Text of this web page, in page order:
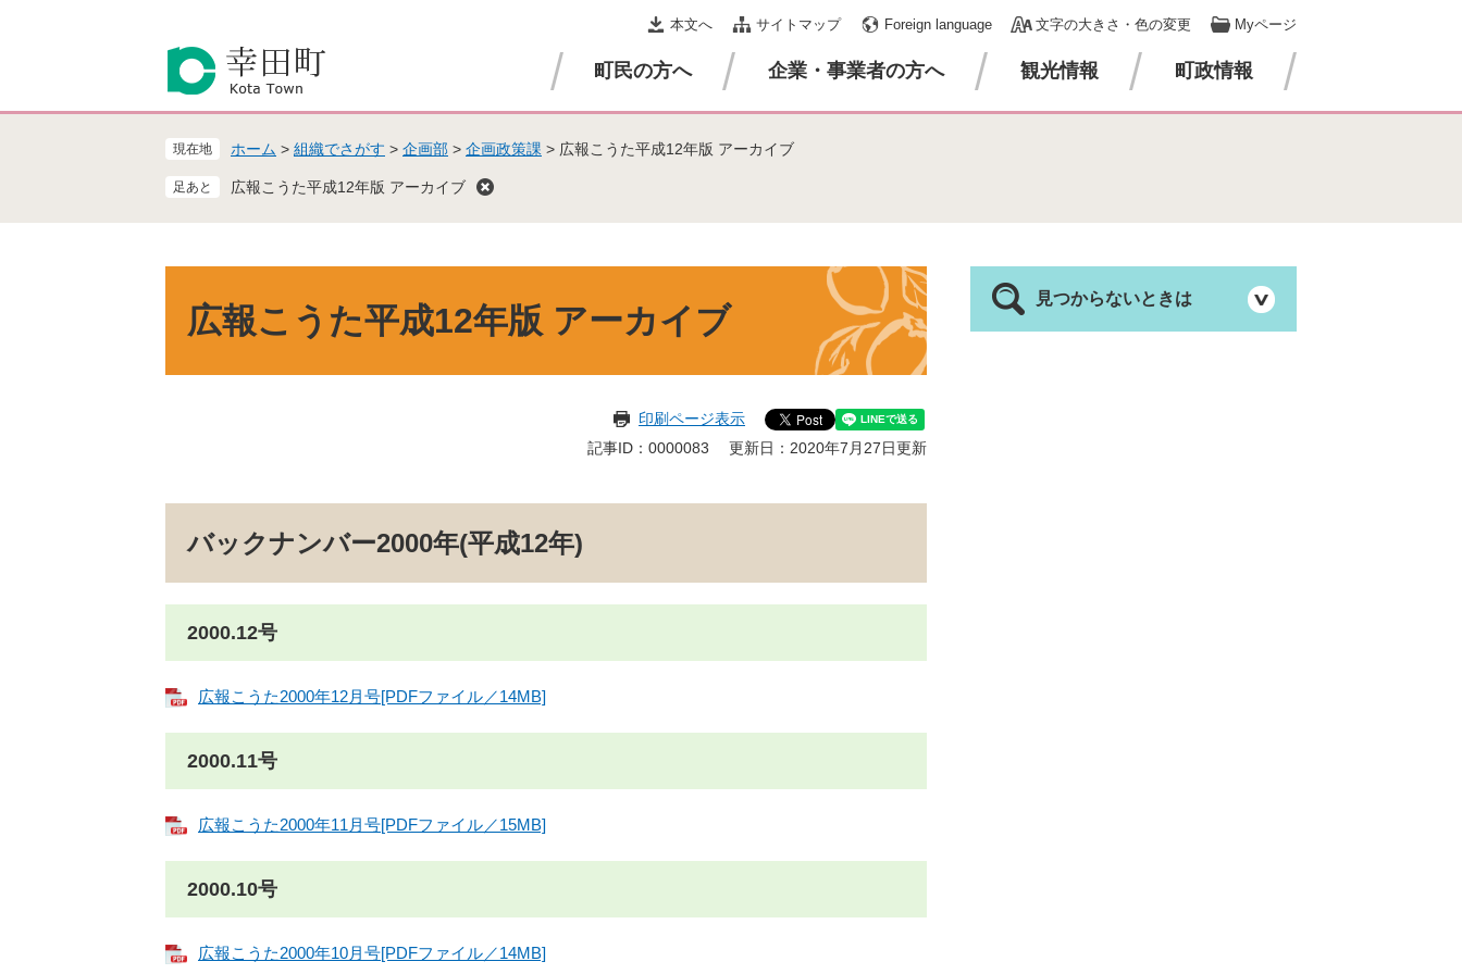
先
を
本
本文へ サイトマップ Foreign language 文字の大きさ・色の変更 Myページ
町民の方へ 企業・事業者の方へ 観光情報 町政情報
現在地 ホーム > 組織でさがす > 企画部 > 企画政策課 > 広報こうた平成12年版 アーカイブ
広報こうた平成12年版 アーカイブ
広報こうた平成12年版 アーカイブ
印刷ページ表示
記事ID：0000083
更新日：2020年7月27日更新
バックナンバー2000年(平成12年)
2000.12号
広報こうた2000年12月号[PDFファイル／14MB]
2000.11号
広報こうた2000年11月号[PDFファイル／15MB]
2000.10号
広報こうた2000年10月号[PDFファイル／14MB]
見つからないときは